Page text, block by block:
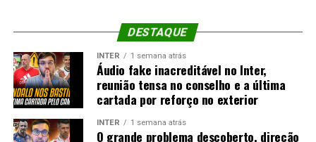
DESTAQUE
INTER 1 semana atrás
Áudio fake inacreditável no Inter,
reunião tensa no conselho e a última
cartada por reforço no exterior
INTER 1 semana atrás
O grande problema descoberto, direção